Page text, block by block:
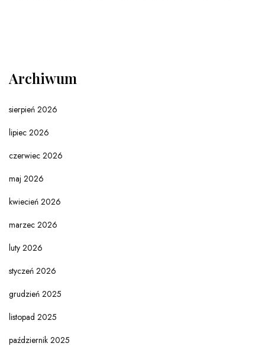
Archiwum
sierpień 2026
lipiec 2026
czerwiec 2026
maj 2026
kwiecień 2026
marzec 2026
luty 2026
styczeń 2026
grudzień 2025
listopad 2025
październik 2025